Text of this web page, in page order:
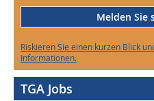
Melden Sie
Riskieren Sie einen kurzen Blick
Informationen.
TGA Jobs